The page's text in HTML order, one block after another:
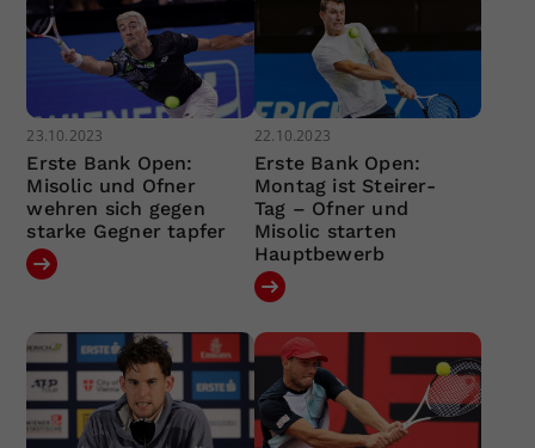
23.10.2023
Erste Bank Open:
Misolic und Ofner
wehren sich gegen
starke Gegner tapfer
22.10.2023
Erste Bank Open:
Montag ist Steirer-
Tag – Ofner und
Misolic starten
Hauptbewerb